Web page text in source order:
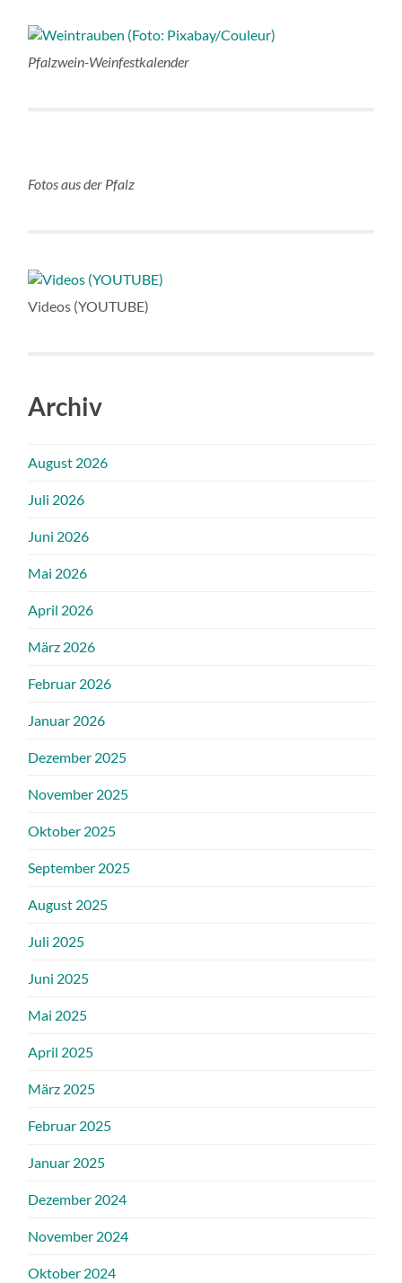
Pfalzwein-Weinfestkalender
Fotos aus der Pfalz
Videos (YOUTUBE)
Archiv
August 2026
Juli 2026
Juni 2026
Mai 2026
April 2026
März 2026
Februar 2026
Januar 2026
Dezember 2025
November 2025
Oktober 2025
September 2025
August 2025
Juli 2025
Juni 2025
Mai 2025
April 2025
März 2025
Februar 2025
Januar 2025
Dezember 2024
November 2024
Oktober 2024